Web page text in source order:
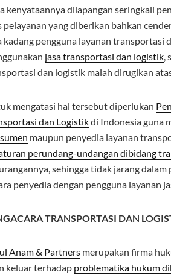
kenyataannya dilapangan seringkali
pelayanan yang diberikan bahkan
kadang pengguna layanan transportasi
jasa transportasi dan logistik,
dan logistik malah dirugikan
mengatasi hal tersebut diperlukan
dan Logistikdi Indonesia guna
maupun penyedia layanan
perundang-undangan dibidang
sehingga tidak jarang
penyedia dengan pengguna layanan
TRANSPORTASI DAN
Anam & Partners merupakan firma
keluar terhadap problematika hukum